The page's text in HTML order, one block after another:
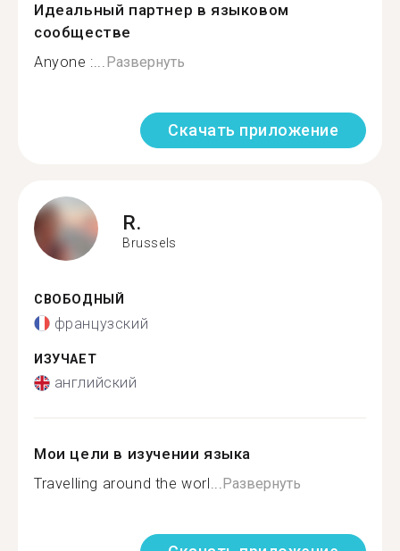
Идеальный партнер в языковом
сообществе
Anyone :...Развернуть
Скачать приложение
R.
Brussels
СВОБОДНЫЙ
французский
ИЗУЧАЕТ
английский
Мои цели в изучении языка
Travelling around the worl...Развернуть